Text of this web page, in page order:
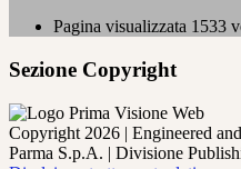
Pagina visualizzata 1533
Sezione Copyright
Copyright 2026 | Engineered
Parma S.p.A. | Divisione